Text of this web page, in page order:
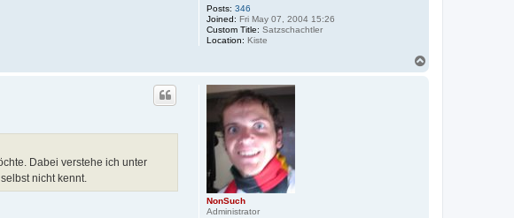
Posts: 346
Joined: Fri May 07, 2004 15:26
Custom Title: Satzschachtler
Location: Kiste
NonSuch
Administrator
Dabei verstehe ich unter
nicht kennt.